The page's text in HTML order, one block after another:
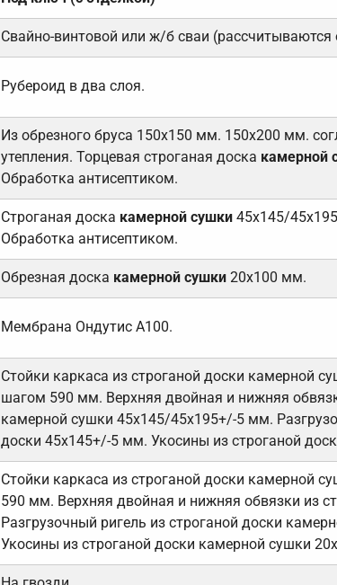
Свайно-винтовой или ж/б сваи (рассчитываются
Рубероид в два слоя.
Из обрезного бруса 150х150 мм. 150х200 мм.
утепления. Торцевая строганая доска камерной
Обработка антисептиком.
Строганая доска камерной сушки 45х145/
Обработка антисептиком.
Обрезная доска камерной сушки20х100 мм.
Мембрана Ондутис А100.
Стойки каркаса из строганой доски камерной
шагом 590 мм. Верхняя двойная и нижняя
камерной сушки 45х145/45х195+/-5 мм.
доски 45х145+/-5 мм. Укосины из строганой
Стойки каркаса из строганой доски камерной
590 мм. Верхняя двойная и нижняя обвязки из
Разгрузочный ригель из строганой доски
Укосины из строганой доски камерной сушки